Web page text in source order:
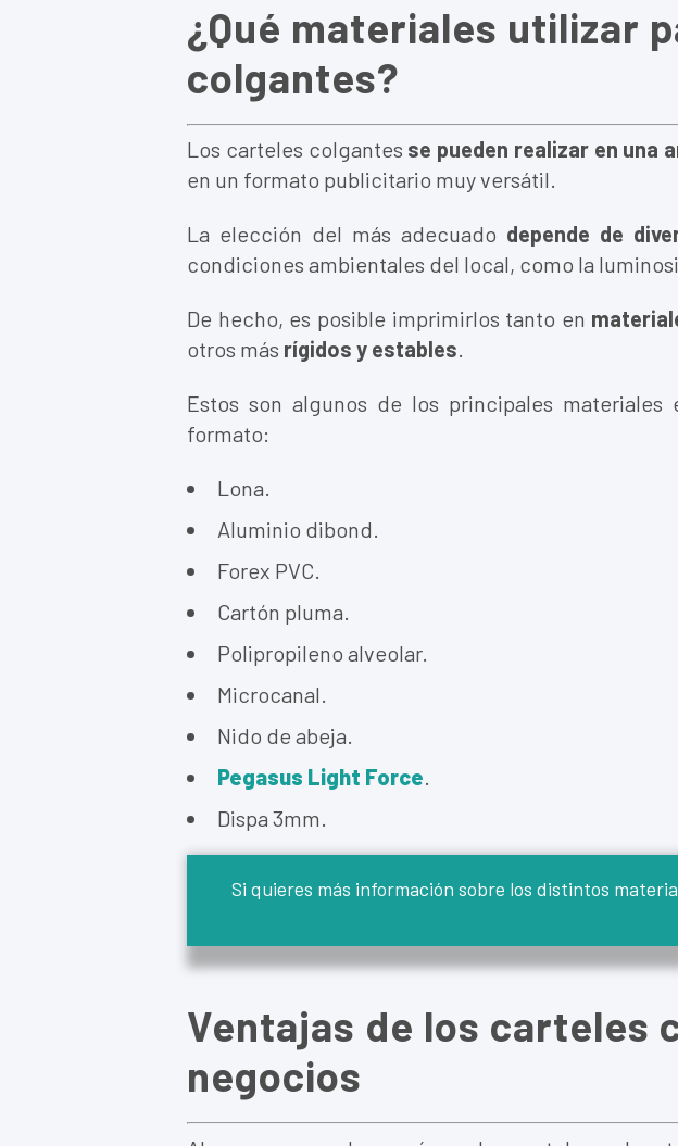
¿Qué materiales utilizar
colgantes?
Los carteles colgantes se pueden realizar en una
en un formato publicitario muy versátil.
La elección del más adecuado depende de
condiciones ambientales del local, como la
De hecho, es posible imprimirlos tanto en
otros más rígidos y estables.
Estos son algunos de los principales
formato:
Lona.
Aluminio dibond.
Forex PVC.
Cartón pluma.
Polipropileno alveolar.
Microcanal.
Nido de abeja.
Pegasus Light Force.
Dispa 3mm.
Si quieres más información sobre los distintos
Ventajas de los carteles
negocios